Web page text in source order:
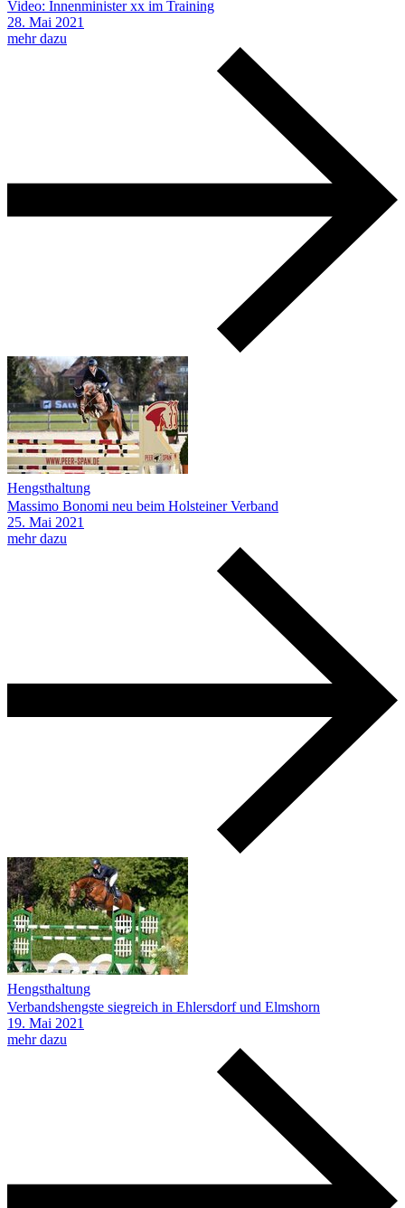
Video: Innenminister xx im Training
28. Mai 2021
mehr dazu
Hengsthaltung
Massimo Bonomi neu beim Holsteiner Verband
25. Mai 2021
mehr dazu
Hengsthaltung
Verbandshengste siegreich in Ehlersdorf und Elmshorn
19. Mai 2021
mehr dazu